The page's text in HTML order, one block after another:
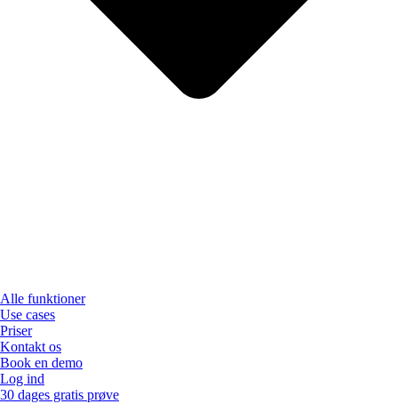
Alle funktioner
Use cases
Priser
Kontakt os
Book en demo
Log ind
30 dages gratis prøve